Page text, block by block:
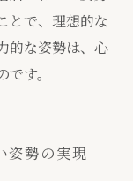
とで、理想的な
的な姿勢は、心
す。
姿勢の実現